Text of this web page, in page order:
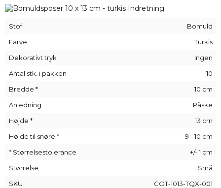
lang tid.
De
små bomuldsposer
skolen eller på rejsen - læg hvad du vil i dem, og du vil altid
kunder. Hvis du er interesseret i denne mulighed, bedes du
Stof
Bomuld
Farve
Turkis
Dekorativt tryk
Ingen
Antal stk. i pakken
10
Bredde *
10 cm
Anledning
Påske
Højde *
13 cm
Højde til snøre *
9 - 10 cm
* Størrelsestolerance
+/- 1 cm
Størrelse
Små
SKU
COT-1013-TQX-001